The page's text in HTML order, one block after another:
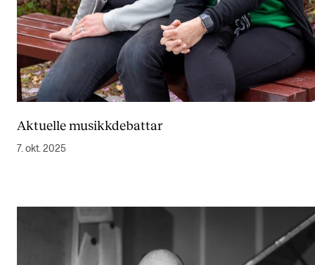
Sibelius – Notation Software
Rom, bygg, saler og studio
Semesterregistrering
Læringsressurser
Utveksling og reiser
Velferd og helse
Mangfold og likestilling
Aktuelle musikkdebattar
7. okt. 2025